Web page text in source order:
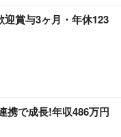
賞与3ヶ月・年休123
携で成長!年収486万円